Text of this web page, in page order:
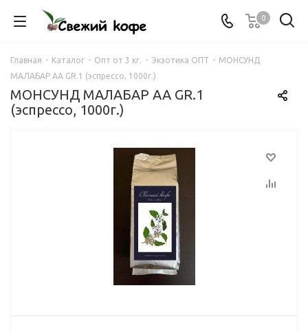
0
Главная - Каталог - Опт от 3 кг. - Экзотика ОПТ - МОНСУНД
МАЛАБАР АА GR.1 (эспрессо, 1000г.)
МОНСУНД МАЛАБАР АА GR.1
(эспрессо, 1000г.)